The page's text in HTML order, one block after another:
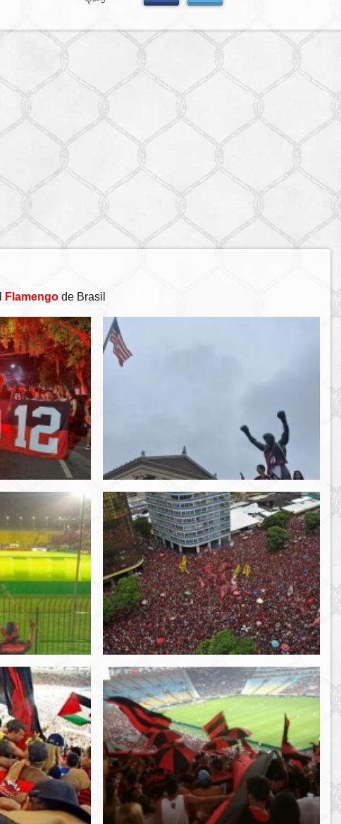
Flamengode Brasil